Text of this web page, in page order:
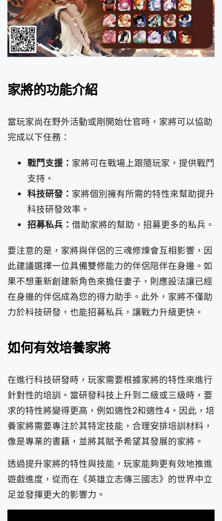
家將的功能介紹
當玩家尚在野外活動或剛開始仕官時，家將可以協助
完成以下任務：
戰鬥支援： 家將可在戰場上跟隨玩家，提供戰鬥
支持。
科技研發： 家將個別擁有所需的特性來幫助提升
科技研發效率。
招募私兵： 借助家將的幫助，招募更多的私兵。
要注意的是，家將與伴侶的三魂修煉會互相影響，因
此建議選擇一位具備雙修能力的伴侶陪伴在身邊。如
果不想重新創建新角色來擔任妻子，則應設法讓已經
在身邊的伴侶成為您的得力助手。此外，家將不僅助
力於科技研發，也能招募私兵，讓戰力升級更快。
如何有效培養家將
在進行科技研發時，玩家需要根據家將的特性來進行
針對性的培訓。當研發科技上升到二級或三級時，要
求的特性將變得更高，例如適性2和適性4。因此，培
養家將需要專注於其特定技能，合理安排培訓材料，
像是專業的書籍，並將其賦予希望其發展的家將。
透過提升家將的特性與技能，玩家能夠更有效地推進
遊戲進度，從而在《英雄立志傳三國志》的世界中立
足並發揮更大的影響力。